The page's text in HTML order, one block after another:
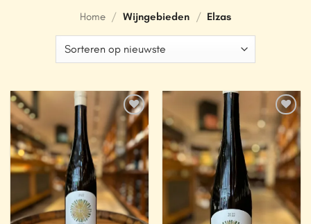
Home / Wijngebieden / Elzas
Add to
Wishlist
Add to
Wishlist